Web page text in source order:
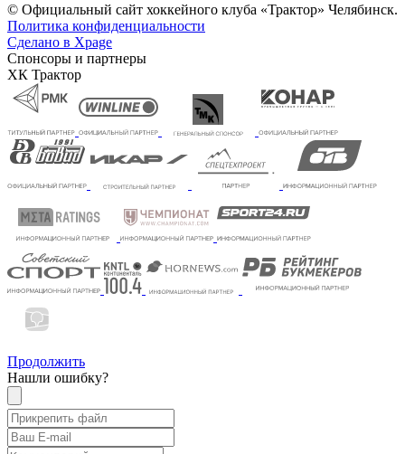
© Официальный сайт хоккейного клуба «Трактор» Челябинск.
Политика конфиденциальности
Сделано в Xpage
Спонсоры и партнеры
ХК Трактор
Продолжить
Нашли ошибку?